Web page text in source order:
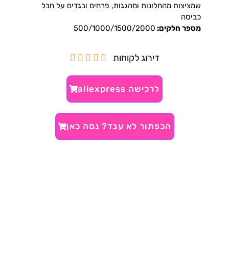
שמציצות מהחלונות ומהגגות, פרחים ובגדים על חבל
כביסה
מספר חלקים: 500/1000/1500/2000
דירוג לקוחות 




לרכישה aliexpress
הכפתור לא עבד? נסה כאן